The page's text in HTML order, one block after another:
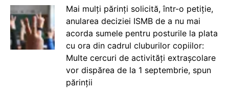
Mai mulți părinți solicită, într-o petiție,
anularea deciziei ISMB de a nu mai
acorda sumele pentru posturile la plata
cu ora din cadrul cluburilor copiilor:
Multe cercuri de activități extrașcolare
vor dispărea de la 1 septembrie, spun
părinții